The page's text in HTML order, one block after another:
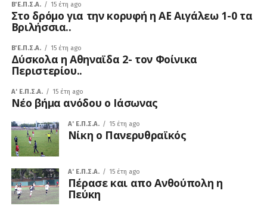
Β΄ Ε.Π.Σ.Α. 15 έτη ago
Στο δρόμο για την κορυφή η ΑΕ Αιγάλεω 1-0 τα
Βριλήσσια..
Β΄ Ε.Π.Σ.Α. 15 έτη ago
Δύσκολα η Αθηναϊδα 2- τον Φοίνικα
Περιστερίου..
A' Ε.Π.Σ.Α. 15 έτη ago
Νέο βήμα ανόδου ο Ιάσωνας
A' Ε.Π.Σ.Α. 15 έτη ago
Νίκη ο Πανερυθραϊκός
A' Ε.Π.Σ.Α. 15 έτη ago
Πέρασε και απο Ανθούπολη η
Πεύκη